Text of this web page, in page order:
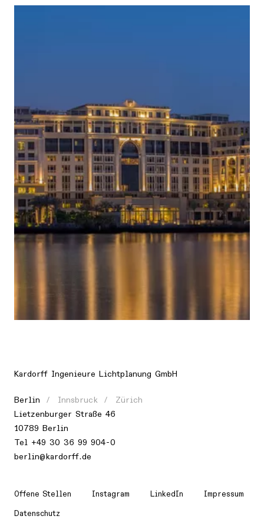
Kardorff Ingenieure Lichtplanung GmbH
Berlin Innsbruck
Zürich
Lietzenburger Straße 46
10789 Berlin
Tel +49 30 36 99 904-0
berlin@kardorff.de
Offene Stellen Instagram LinkedIn
Impressum
Datenschutz